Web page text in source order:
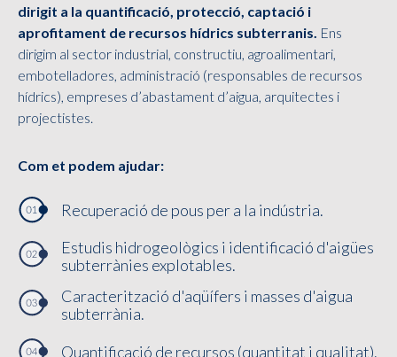
dirigit a la quantificació, protecció, captació i
aprofitament de recursos hídrics subterranis. Ens
dirigim al sector industrial, constructiu, agroalimentari,
embotelladores, administració (responsables de recursos
hídrics), empreses d’abastament d’aigua, arquitectes i
projectistes.
Com et podem ajudar:
Recuperació de pous per a la indústria.
Estudis hidrogeològics i identificació d'aigües
subterrànies explotables.
Caracterització d'aqüífers i masses d'aigua
subterrània.
Quantificació de recursos (quantitat i qualitat).